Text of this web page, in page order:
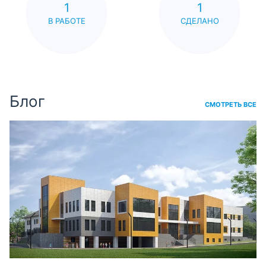
1
В РАБОТЕ
1
СДЕЛАНО
Блог СМОТРЕТЬ ВСЕ